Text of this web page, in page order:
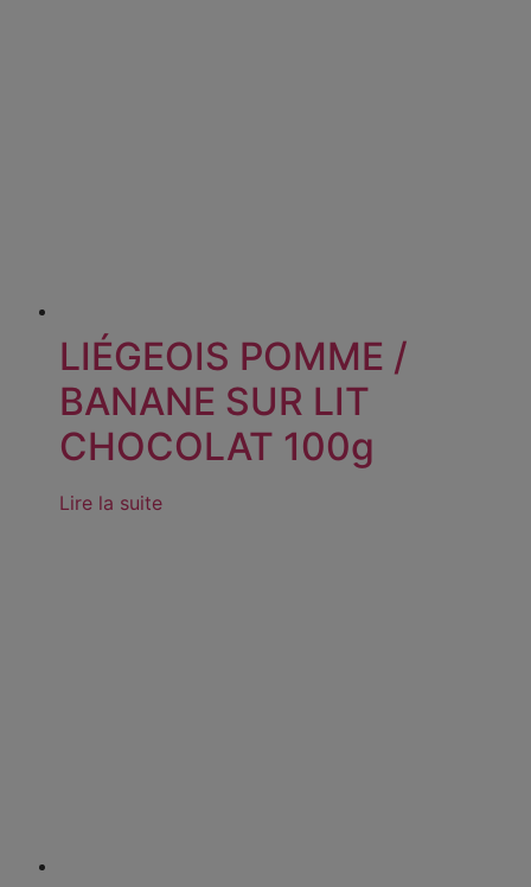
LIÉGEOIS POMME /
BANANE SUR LIT
CHOCOLAT 100g
Lire la suite